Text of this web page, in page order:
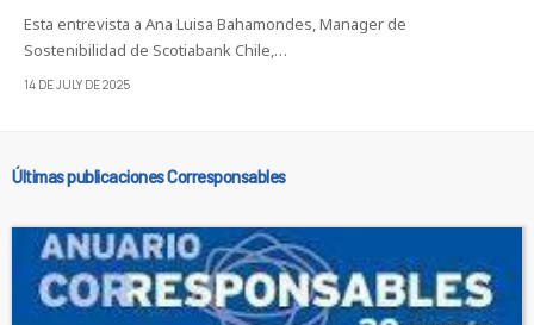
Esta entrevista a Ana Luisa Bahamondes, Manager de
Sostenibilidad de Scotiabank Chile,…
14 DE JULY DE 2025
Últimas publicaciones Corresponsables